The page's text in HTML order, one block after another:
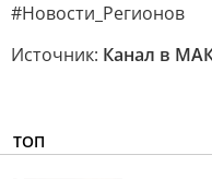
#Новости_Регионов
Источник: Канал в
ТОП